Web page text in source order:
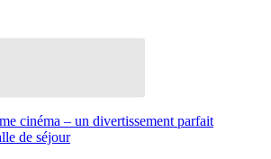
cinéma – un divertissement parfait
de séjour